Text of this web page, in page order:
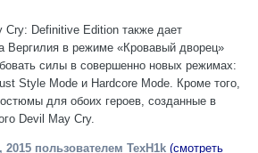
Cry: Definitive Edition также дает
Вергилия в режиме «Кровавый дворец»
силы в совершенно новых режимах:
Style Mode и Hardcore Mode. Кроме того,
для обоих героев, созданные в
Devil May Cry.
2015 пользователем TexH1k (смотреть